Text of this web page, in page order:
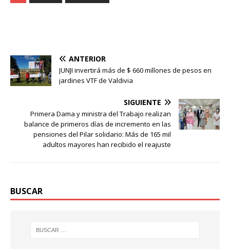
ANTERIOR
JUNJI invertirá más de $ 660 millones de pesos en
jardines VTF de Valdivia
SIGUIENTE
Primera Dama y ministra del Trabajo realizan
balance de primeros días de incremento en las
pensiones del Pilar solidario: Más de 165 mil
adultos mayores han recibido el reajuste
BUSCAR